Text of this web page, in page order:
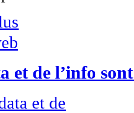
et de l’info